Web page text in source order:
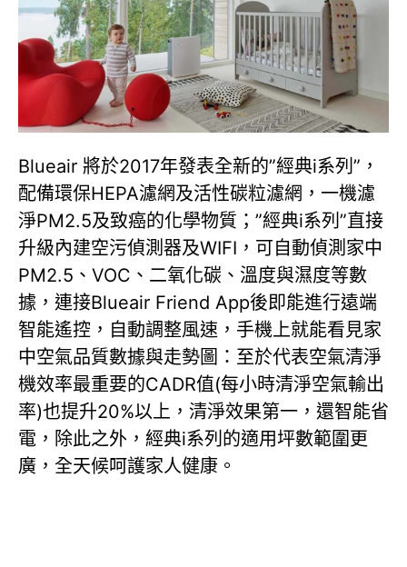
Blueair 將於2017年發表全新的”經典i系列”，
配備環保HEPA濾網及活性碳粒濾網，一機濾
淨PM2.5及致癌的化學物質；”經典i系列”直接
升級內建空污偵測器及WIFI，可自動偵測家中
PM2.5、VOC、二氧化碳、溫度與濕度等數
據，連接Blueair Friend App後即能進行遠端
智能遙控，自動調整風速，手機上就能看見家
中空氣品質數據與走勢圖：至於代表空氣清淨
機效率最重要的CADR值(每小時清淨空氣輸出
率)也提升20%以上，清淨效果第一，還智能省
電，除此之外，經典i系列的適用坪數範圍更
廣，全天候呵護家人健康。